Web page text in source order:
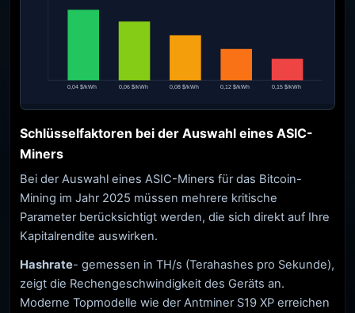
0,04 $/kWh 0,06 $/kWh 0,08 $/kWh 0,12 $/kWh 0,15 $/kWh
Schlüsselfaktoren bei der Auswahl eines ASIC-
Miners
Bei der Auswahl eines ASIC-Miners für das Bitcoin-
Mining im Jahr 2025 müssen mehrere kritische
Parameter berücksichtigt werden, die sich direkt auf Ihre
Kapitalrendite auswirken.
Hashrate- gemessen in TH/s (Terahashes pro Sekunde),
zeigt die Rechengeschwindigkeit des Geräts an.
Moderne Topmodelle wie der Antminer S19 XP erreichen